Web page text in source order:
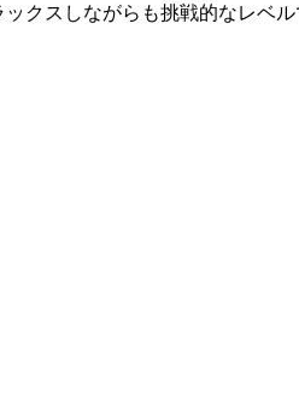
クスしながらも挑戦的なレベ